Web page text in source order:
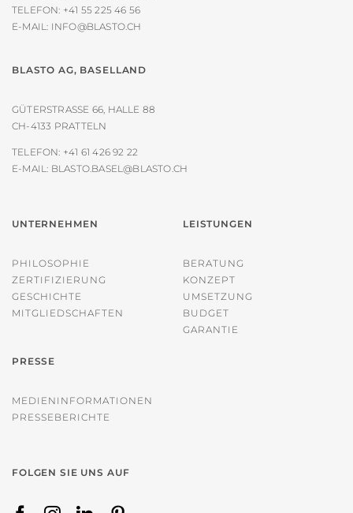
TELEFON: +41 55 225 46 56
E-MAIL: INFO@BLASTO.CH
BLASTO AG, BASELLAND
GÜTERSTRASSE 66, HALLE 88
CH-4133 PRATTELN
TELEFON: +41 61 426 92 22
E-MAIL: BLASTO.BASEL@BLASTO.CH
UNTERNEHMEN
PHILOSOPHIE
ZERTIFIZIERUNG
GESCHICHTE
MITGLIEDSCHAFTEN
LEISTUNGEN
BERATUNG
KONZEPT
UMSETZUNG
BUDGET
GARANTIE
PRESSE
MEDIENINFORMATIONEN
PRESSEBERICHTE
FOLGEN SIE UNS AUF